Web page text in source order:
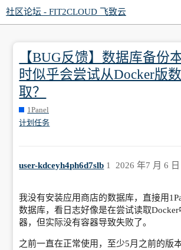
社区论坛 - FIT2CLOUD 飞致云
【BUG反馈】数据库备份
时似乎会尝试从Docker版
取？
1Panel
计划任务
user-kdceyh4ph6d7slb 2026 年7 月 6
1
我没有安装应用商店的数据库，直接用
数据库，看日志好像是在尝试读取
器，但实际没有容器导致失败了。
之前一直在正常使用，至少5月之前的版